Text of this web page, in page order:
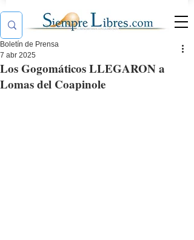
Los Gogomáticos LLEGARON a
Lomas del Coapinole
Boletín de Prensa
7 abr 2025